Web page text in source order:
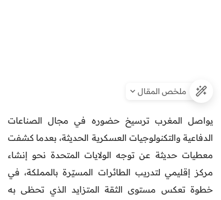
ملخص المقال
يواصل المغرب ترسيخ حضوره في مجال الصناعات
الدفاعية والتكنولوجيات العسكرية الحديثة، بعدما كشفت
معطيات حديثة عن توجه الولايات المتحدة نحو إنشاء
مركز إقليمي لتدريب الطائرات المسيّرة بالمملكة، في
خطوة تعكس مستوى الثقة المتزايد الذي تحظى به